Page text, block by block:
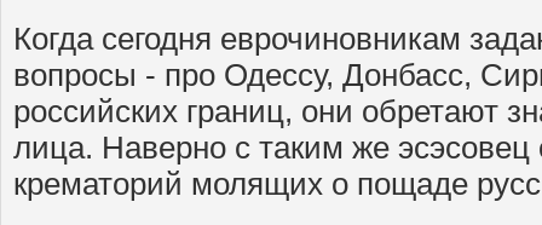
Когда сегодня еврочиновникам
вопросы - про Одессу, Донбасс,
российских границ, они обретают
лица. Наверно с таким же эсэсовец
крематорий молящих о пощаде